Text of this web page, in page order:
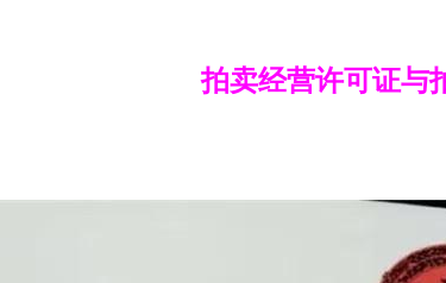
拍卖经营许可证与